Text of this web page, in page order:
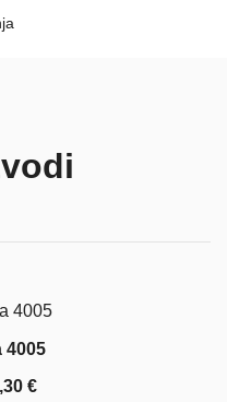
4005
€Trenutna